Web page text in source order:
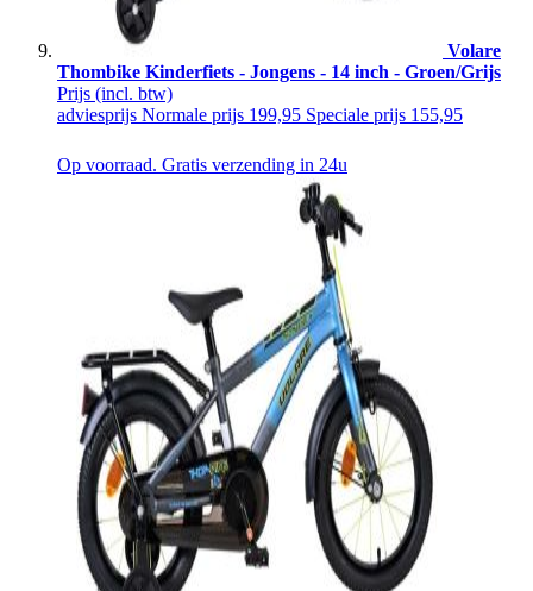
Volare
Thombike Kinderfiets - Jongens - 14 inch - Groen/Grijs
Prijs (incl. btw)
adviesprijs Normale prijs 199,95 Speciale prijs 155,95
Op voorraad. Gratis verzending in 24u